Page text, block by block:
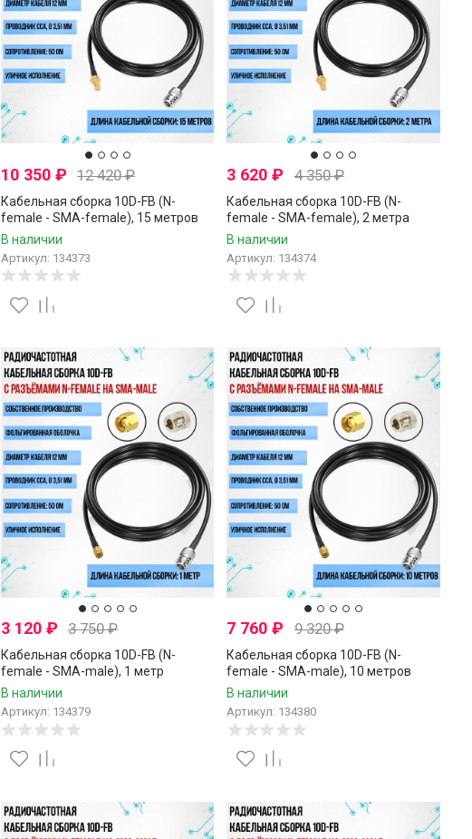
10 350 ₽ 12 420₽
Кабельная сборка 10D-FB (N-
female - SMA-female), 15 метров
В наличии
Артикул: 134373
3 620₽ 4 350₽
Кабельная сборка 10D-FB (N-
female - SMA-female), 2 метра
В наличии
Артикул: 134374
3 120 ₽ 3 750₽
Кабельная сборка 10D-FB (N-
female - SMA-male), 1 метр
В наличии
Артикул: 134379
7 760₽ 9 320₽
Кабельная сборка 10D-FB (N-
female - SMA-male), 10 метров
В наличии
Артикул: 134380